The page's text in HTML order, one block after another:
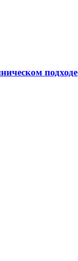
подходе